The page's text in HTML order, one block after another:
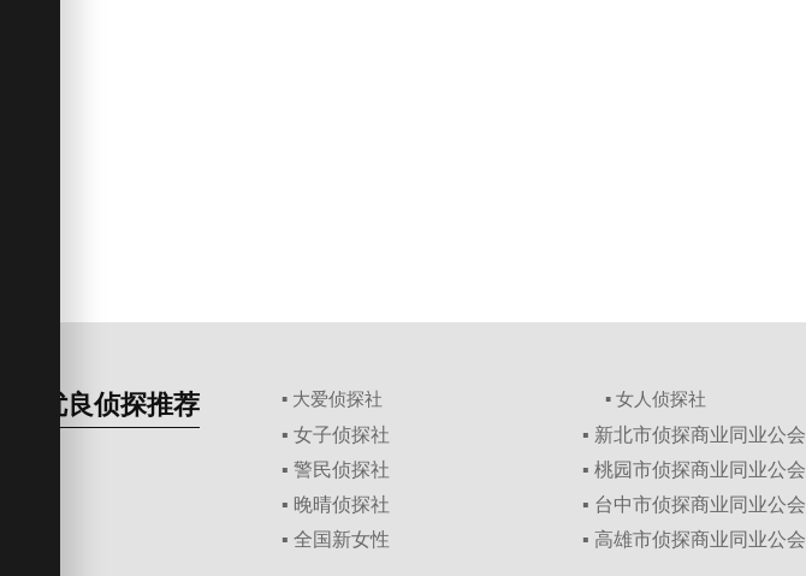
优良侦探推荐 ▪ 大爱侦探社 ▪ 女人侦探社
▪ 女子侦探社
▪ 警民侦探社
▪ 晚晴侦探社
▪ 全国新女性
▪ 新北市侦探商业同业公会
▪ 桃园市侦探商业同业公会
▪ 台中市侦探商业同业公会
▪ 高雄市侦探商业同业公会